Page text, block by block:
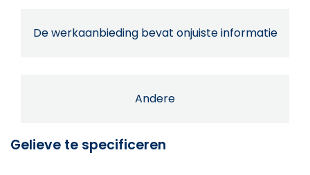
De werkaanbieding bevat onjuiste informatie
Andere
Gelieve te specificeren